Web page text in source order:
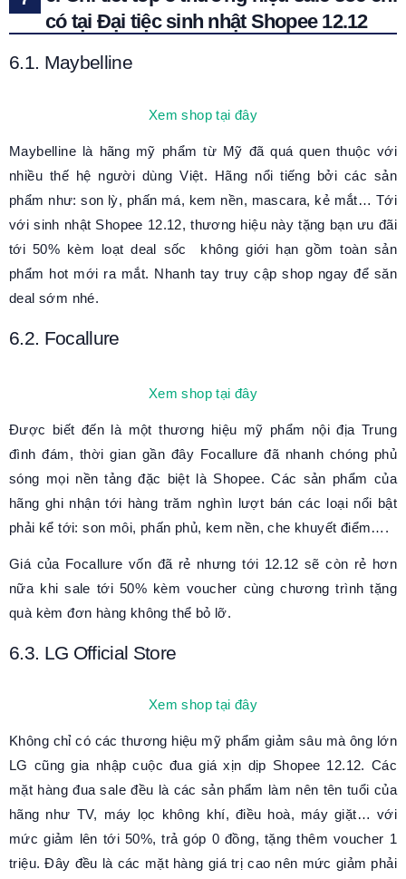
có tại Đại tiệc sinh nhật Shopee 12.12
6.1. Maybelline
Xem shop tại đây
Maybelline là hãng mỹ phẩm từ Mỹ đã quá quen thuộc với
nhiều thế hệ người dùng Việt. Hãng nổi tiếng bởi các sản
phẩm như: son lỳ, phấn má, kem nền, mascara, kẻ mắt… Tới
với sinh nhật Shopee 12.12, thương hiệu này tặng bạn ưu đãi
tới 50% kèm loạt deal sốc không giới hạn gồm toàn sản
phẩm hot mới ra mắt. Nhanh tay truy cập shop ngay để săn
deal sớm nhé.
6.2. Focallure
Xem shop tại đây
Được biết đến là một thương hiệu mỹ phẩm nội địa Trung
đình đám, thời gian gần đây Focallure đã nhanh chóng phủ
sóng mọi nền tảng đặc biệt là Shopee. Các sản phẩm của
hãng ghi nhận tới hàng trăm nghìn lượt bán các loại nổi bật
phải kể tới: son môi, phấn phủ, kem nền, che khuyết điểm….
Giá của Focallure vốn đã rẻ nhưng tới 12.12 sẽ còn rẻ hơn
nữa khi sale tới 50% kèm voucher cùng chương trình tặng
quà kèm đơn hàng không thể bỏ lỡ.
6.3. LG Official Store
Xem shop tại đây
Không chỉ có các thương hiệu mỹ phẩm giảm sâu mà ông lớn
LG cũng gia nhập cuộc đua giá xịn dịp Shopee 12.12. Các
mặt hàng đua sale đều là các sản phẩm làm nên tên tuổi của
hãng như TV, máy lọc không khí, điều hoà, máy giặt… với
mức giảm lên tới 50%, trả góp 0 đồng, tặng thêm voucher 1
triệu. Đây đều là các mặt hàng giá trị cao nên mức giảm phải